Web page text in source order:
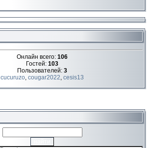
Онлайн всего: 106
Гостей: 103
Пользователей: 3
cucuruzo, cougar2022, cesis13